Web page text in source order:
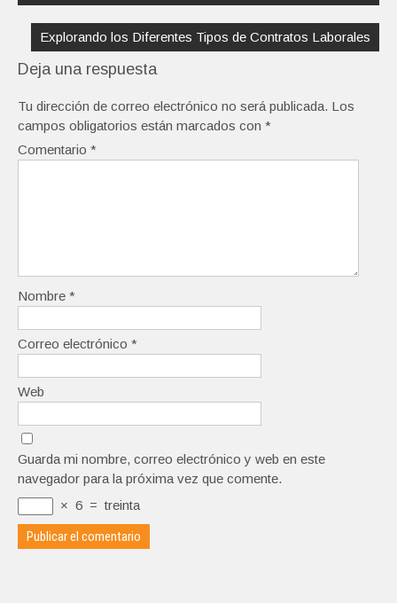
Explorando los Diferentes Tipos de Contratos Laborales
Deja una respuesta
Tu dirección de correo electrónico no será publicada. Los
campos obligatorios están marcados con *
Comentario *
Nombre *
Correo electrónico *
Web
Guarda mi nombre, correo electrónico y web en este
navegador para la próxima vez que comente.
× 6 = treinta